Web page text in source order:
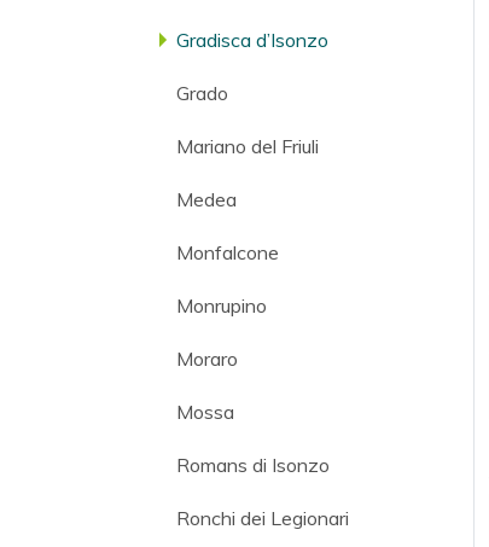
Gradisca d’Isonzo
Grado
Mariano del Friuli
Medea
Monfalcone
Monrupino
Moraro
Mossa
Romans di Isonzo
Ronchi dei Legionari